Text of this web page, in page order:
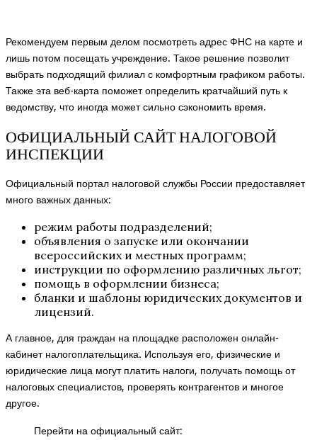
Рекомендуем первым делом посмотреть адрес ФНС на карте и
лишь потом посещать учреждение. Такое решение позволит
выбрать подходящий филиал с комфортным графиком работы.
Также эта веб-карта поможет определить кратчайший путь к
ведомству, что иногда может сильно сэкономить время.
ОФИЦИАЛЬНЫЙ САЙТ НАЛОГОВОЙ
ИНСПЕКЦИИ
Официальный портал налоговой службы России предоставляет
много важных данных:
режим работы подразделений;
объявления о запуске или окончании
всероссийских и местных программ;
инструкции по оформлению различных льгот;
помощь в оформлении бизнеса;
бланки и шаблоны юридических документов и
лицензий.
А главное, для граждан на площадке расположен онлайн-
кабинет налогоплательщика. Используя его, физические и
юридические лица могут платить налоги, получать помощь от
налоговых специалистов, проверять контрагентов и многое
другое.
Перейти на официальный сайт: